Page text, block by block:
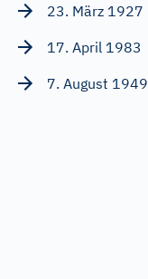
23. März 1927
17. April 1983
7. August 1949